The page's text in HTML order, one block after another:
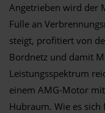
Angetrieben wird der
Fülle an
steigt, profitiert von
Bordnetz und damit
Leistungsspektrum
einem AMG-Motor
Hubraum. Wie es